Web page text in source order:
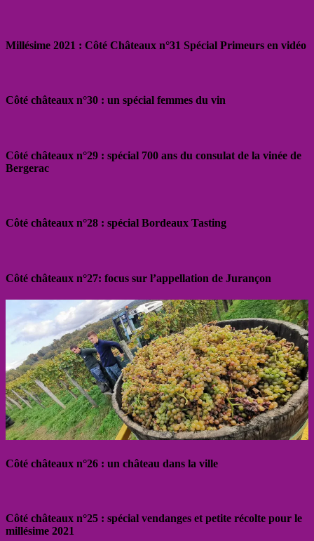
Millésime 2021 : Côté Châteaux n°31 Spécial Primeurs en vidéo
Côté châteaux n°30 : un spécial femmes du vin
Côté châteaux n°29 : spécial 700 ans du consulat de la vinée de
Bergerac
Côté châteaux n°28 : spécial Bordeaux Tasting
Côté châteaux n°27: focus sur l’appellation de Jurançon
Côté châteaux n°26 : un château dans la ville
Côté châteaux n°25 : spécial vendanges et petite récolte pour le
millésime 2021